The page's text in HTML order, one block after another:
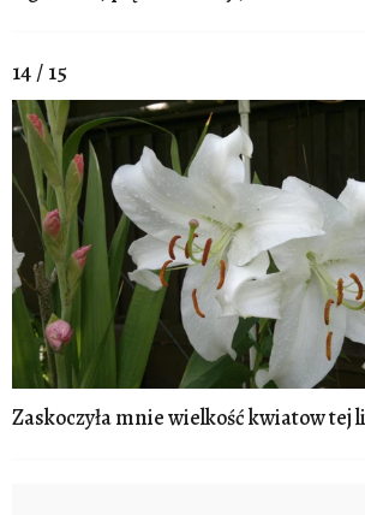
14 / 15
Zaskoczyła mnie wielkość kwiatow tej